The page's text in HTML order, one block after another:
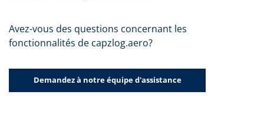
Avez-vous des questions concernant les
fonctionnalités de capzlog.aero?
Demandez à notre équipe d'assistance